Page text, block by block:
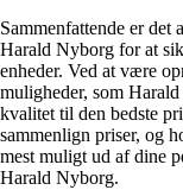
Sammenfattende er
Harald Nyborg for at
enheder. Ved at være
muligheder, som
kvalitet til den bedste
sammenlign priser, og
mest muligt ud af dine
Harald Nyborg.